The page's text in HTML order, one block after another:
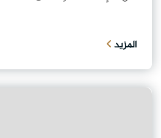
المزيد